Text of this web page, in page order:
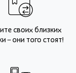
своих близких
– они того стоят!